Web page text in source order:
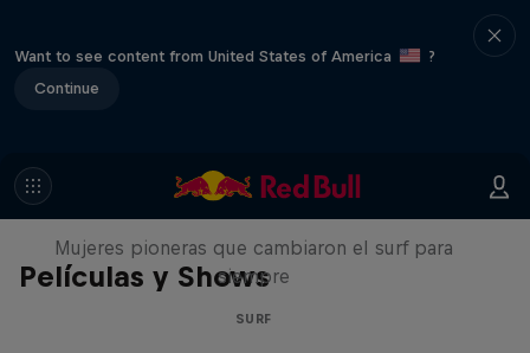
Want to see content from United States of America
?
Continue
Películas y Shows
NOW DAYS
Mujeres pioneras que cambiaron el surf para
siempre
SURF